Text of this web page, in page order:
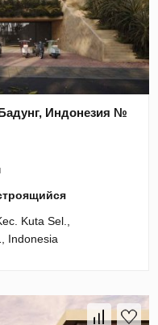
Индонезия №
Kuta Sel.,
Indonesia